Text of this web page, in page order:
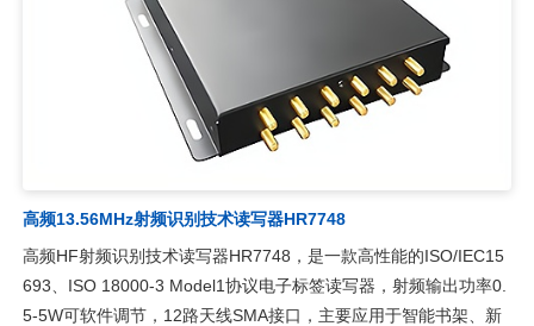
高频13.56MHz射频识别技术读写器HR7748
高频HF射频识别技术读写器HR7748，是一款高性能的ISO/IEC15
693、ISO 18000-3 Model1协议电子标签读写器，射频输出功率0.
5-5W可软件调节，12路天线SMA接口，主要应用于智能书架、新